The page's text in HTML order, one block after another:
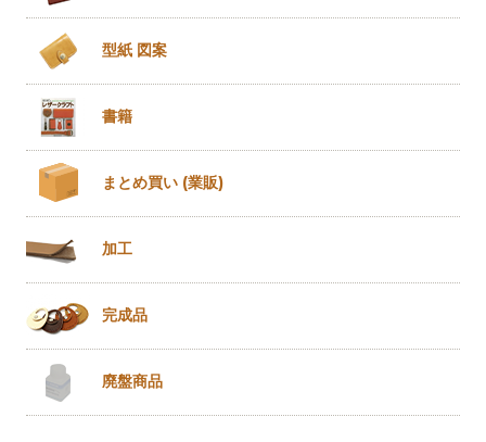
型紙 図案
書籍
まとめ買い (業販)
加工
完成品
廃盤商品